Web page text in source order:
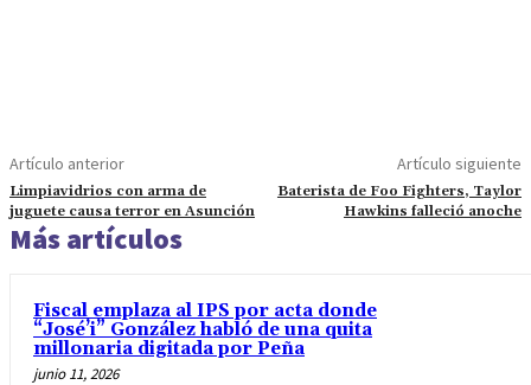
Artículo anterior
Limpiavidrios con arma de
juguete causa terror en Asunción
Artículo siguiente
Baterista de Foo Fighters, Taylor
Hawkins falleció anoche
Más artículos
Fiscal emplaza al IPS por acta donde
“José’i” González habló de una quita
millonaria digitada por Peña
junio 11, 2026